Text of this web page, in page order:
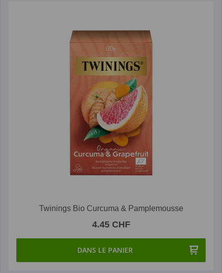
Twinings Bio Curcuma & Pamplemousse
4.45 CHF
DANS LE PANIER